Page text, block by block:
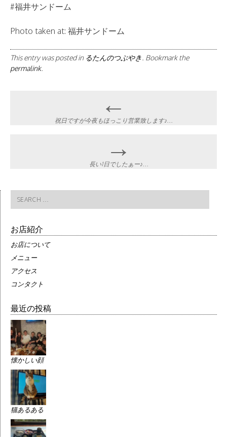
#福井サンドーム
Photo taken at: 福井サンドーム
This entry was posted in るたんのつぶやき. Bookmark the
permalink.
navigation
←
祝日ですが今夜もほっこり営業致します♪…
→
長い1日でしたぁー♪…
Search
for:
お店紹介
お店について
メニュー
アクセス
コンタクト
最近の投稿
懐かしい顔
猫あるある